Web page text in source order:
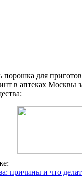
порошка для
в аптеках Москвы
причины и что